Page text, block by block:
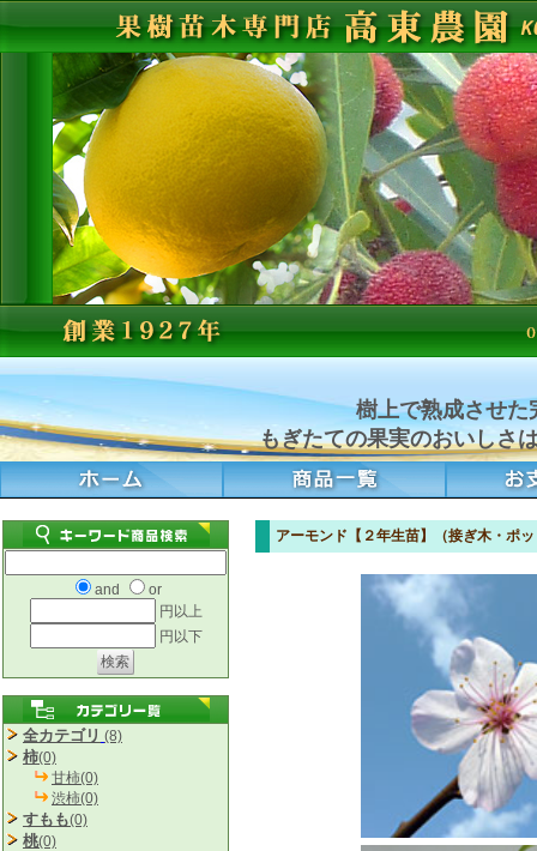
樹上で熟成させた
もぎたての果実のおいしさ
and
or
円以上
円以下
全カテゴリ (8)
柿(0)
甘柿(0)
渋柿(0)
すもも(0)
桃(0)
アーモンド【２年生苗】（接ぎ木・ポ